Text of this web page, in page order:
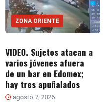
ZONA ORIENTE
VIDEO. Sujetos atacan a
varios jóvenes afuera
de un bar en Edomex;
hay tres apuñalados
agosto 7, 2026